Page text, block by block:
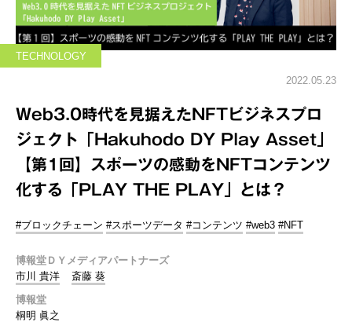
TECHNOLOGY
2022.05.23
Web3.0時代を見据えたNFTビジネスプロ
ジェクト「Hakuhodo DY Play Asset」
【第1回】スポーツの感動をNFTコンテンツ
化する「PLAY THE PLAY」とは？
#ブロックチェーン #スポーツデータ #コンテンツ #web3 #NFT
博報堂ＤＹメディアパートナーズ
市川 貴洋
斎藤 葵
博報堂
桐明 眞之